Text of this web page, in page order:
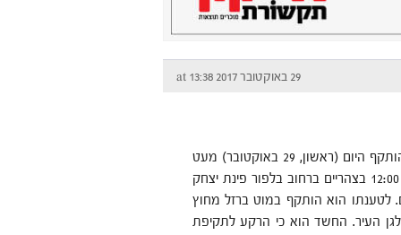
29 באוקטובר 2017 at 13:38
גבר כבן 50 הותקף היום (ראשון, 29 באוקטובר) מעט
אחרי השעה 12:00 בצהריים ברחוב בלפור פינת יצחק
לטענתו הוא הותקף במוט ברזל מחוץ
העיר. החשד הוא כי הרקע לתקיפת